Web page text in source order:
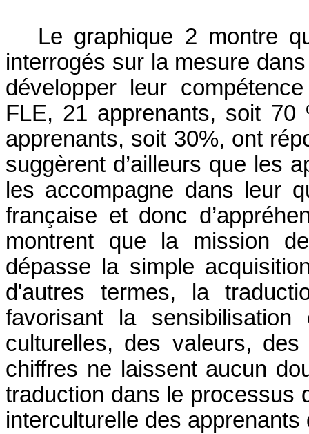
Le graphique 2 montre
interrogés sur la mesure
développer leur
FLE, 21 apprenants, soit
apprenants, soit 30%, ont
suggèrent d’ailleurs que les
les accompagne dans leur
française et donc
montrent que la mission
dépasse la simple
d'autres termes, la
favorisant la
culturelles, des valeurs,
chiffres ne laissent aucun
traduction dans le processus
interculturelle des